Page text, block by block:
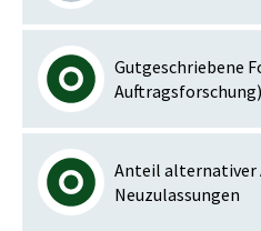
Gutgeschriebene
Auftragsforschung)
Anteil alternativer
Neuzulassungen